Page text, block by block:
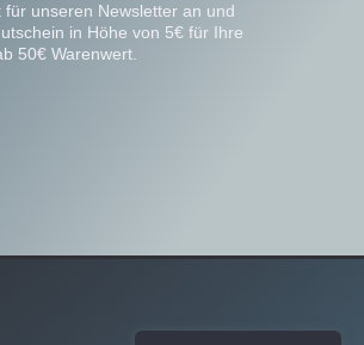
für unseren Newsletter an und
in Höhe von 5€ für Ihre
50€ Warenwert.